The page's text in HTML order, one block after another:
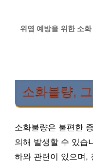
위염 예방을 위한 소
소화불량,
소화불량은 불편한
의해 발생할 수 있습
하와 관련이 있으며,